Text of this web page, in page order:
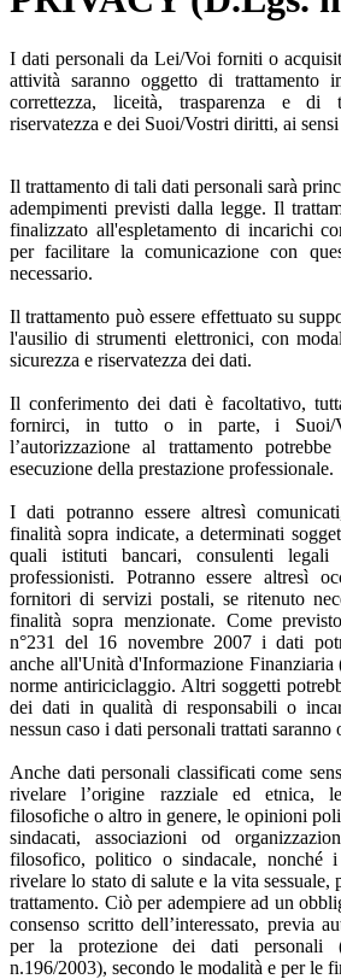
I dati personali da Lei/Voi forniti o
attività saranno oggetto di trattamento
correttezza, liceità, trasparenza e di
riservatezza e dei Suoi/Vostri diritti, ai
Il trattamento di tali dati personali sarà
adempimenti previsti dalla legge. Il
finalizzato all'espletamento di incarichi
per facilitare la comunicazione con
necessario.
Il trattamento può essere effettuato su
l'ausilio di strumenti elettronici, con
sicurezza e riservatezza dei dati.
Il conferimento dei dati è facoltativo,
fornirci, in tutto o in parte, i Suoi/
l’autorizzazione al trattamento
esecuzione della prestazione professionale.
I dati potranno essere altresì
finalità sopra indicate, a determinati
quali istituti bancari, consulenti
professionisti. Potranno essere altresì
fornitori di servizi postali, se ritenuto
finalità sopra menzionate. Come
n°231 del 16 novembre 2007 i dati
anche all'Unità d'Informazione
norme antiriciclaggio. Altri soggetti
dei dati in qualità di responsabili o
nessun caso i dati personali trattati
Anche dati personali classificati come
rivelare l’origine razziale ed etnica,
filosofiche o altro in genere, le opinioni
sindacati, associazioni od
filosofico, politico o sindacale, nonché
rivelare lo stato di salute e la vita sessuale,
trattamento. Ciò per adempiere ad un
consenso scritto dell’interessato, previa
per la protezione dei dati personali
n.196/2003), secondo le modalità e per le